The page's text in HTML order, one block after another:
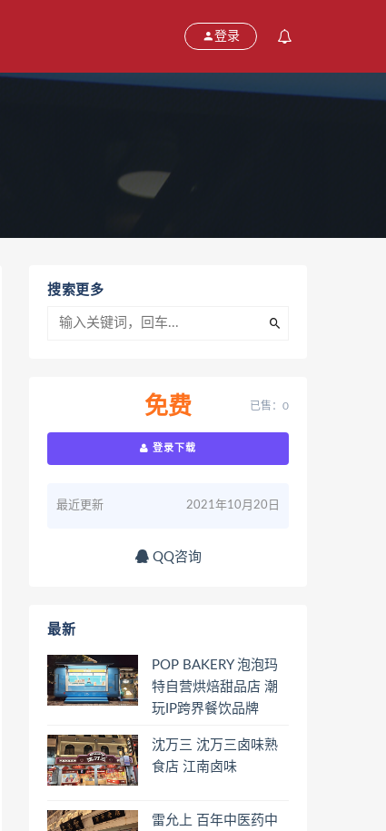
登录
搜索更多
免费 已售：0
登录下载
最近更新 2021年10月20日
QQ咨询
最新
POP BAKERY 泡泡玛
特自营烘焙甜品店 潮
玩IP跨界餐饮品牌
沈万三 沈万三卤味熟
食店 江南卤味
雷允上 百年中医药中